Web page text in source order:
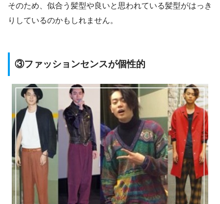
そのため、似合う髪型や良いと思われている髪型がはっき
りしているのかもしれません。
③ファッションセンスが個性的